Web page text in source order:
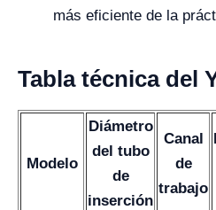
más eficiente de la
Tabla técnica del
Modelo
Diámetro
del tubo
de
inserción
Canal
de
trabajo